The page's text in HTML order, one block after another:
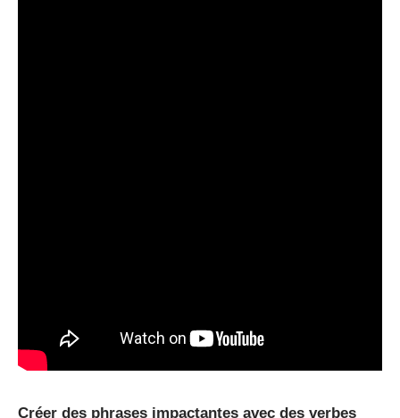
Créer des phrases impactantes avec des verbes